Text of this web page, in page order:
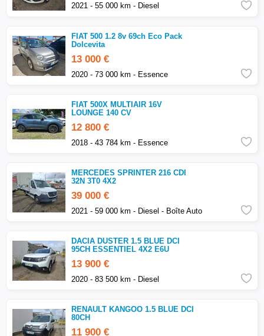
2021 - 55 000 km - Diesel
FIAT 500 1.2 8v 69ch Eco Pack
Dolcevita
13 000 €
2020 - 73 000 km - Essence
FIAT 500X MULTIAIR 16V
LOUNGE 140 CV
12 800 €
2018 - 43 784 km - Essence
MERCEDES SPRINTER 216 CDI
32N 3T0 4X2
39 000 €
2021 - 59 000 km - Diesel - Boîte Auto
DACIA DUSTER 1.5 BLUE DCI
95CH ESSENTIEL 4X2 E6U
13 900 €
2020 - 83 500 km - Diesel
RENAULT KANGOO 1.5 BLUE DCI
80CH
11 900 €